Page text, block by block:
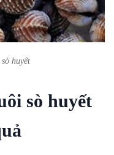
huyết
sò huyết